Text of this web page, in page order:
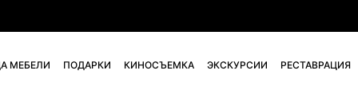
МЕБЕЛИ ПОДАРКИ КИНОСЪЕМКА ЭКСКУРСИИ РЕСТАВРАЦИЯ